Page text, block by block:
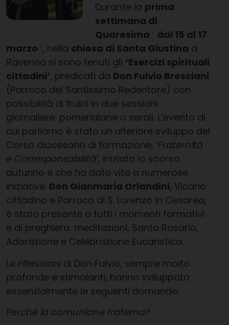
Durante la prima
settimana di
Quaresima ‘ dal 15 al 17
marzo ‘, nella chiesa di Santa Giustina a
Ravenna si sono tenuti gli ‘Esercizi spirituali
cittadini’, predicati da Don Fulvio Bresciani
(Parroco del Santissimo Redentore) con
possibilità di fruirli in due sessioni
giornaliere: pomeridiane o serali. L’evento di
cui parliamo è stato un ulteriore sviluppo del
Corso diocesano di formazione, ‘Fraternità
e Corresponsabilità‘, iniziato lo scorso
autunno e che ha dato vita a numerose
iniziative. Don Gianmaria Orlandini, Vicario
cittadino e Parroco di S. Lorenzo in Cesarea,
è stato presente a tutti i momenti formativi
e di preghiera: meditazioni, Santo Rosario,
Adorazione e Celebrazione Eucaristica.
Le riflessioni di Don Fulvio, sempre molto
profonde e stimolanti, hanno sviluppato
essenzialmente le seguenti domande:
Perché la comunione fraterna?